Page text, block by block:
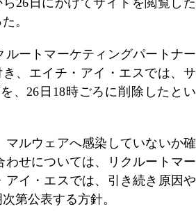
26日にかけてサイトを閲覧した
。
ートマーケティングパートナー
、エイチ・アイ・エスでは、サ
、26日18時ごろに削除したとい
ルウェアへ感染していないか確
せについては、リクルートマー
イ・エスでは、引き続き原因や
第公表する方針。